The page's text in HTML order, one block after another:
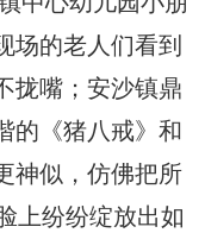
场的老人们看到
拢嘴；安沙镇鼎
的《猪八戒》和
神似，仿佛把所
上纷纷绽放出如